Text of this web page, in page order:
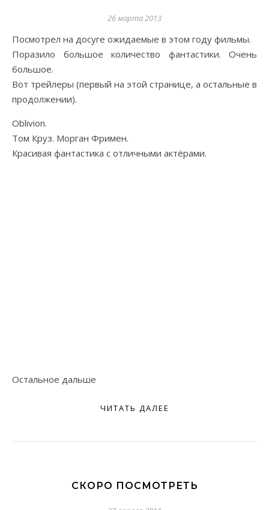
26 марта 2013
Посмотрел на досуге ожидаемые в этом году фильмы.
Поразило большое количество фантастики. Очень
большое.
Вот трейлеры (первый на этой странице, а остальные в
продолжении).
Oblivion.
Том Круз. Морган Фримен.
Красивая фантастика с отличными актёрами.
Остальное дальше
ЧИТАТЬ ДАЛЕЕ
СКОРО ПОСМОТРЕТЬ